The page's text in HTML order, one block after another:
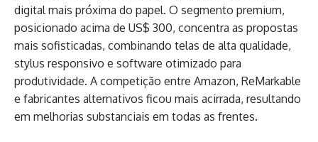
digital mais próxima do papel. O segmento premium,
posicionado acima de US$ 300, concentra as propostas
mais sofisticadas, combinando telas de alta qualidade,
stylus responsivo e software otimizado para
produtividade. A competição entre Amazon, ReMarkable
e fabricantes alternativos ficou mais acirrada, resultando
em melhorias substanciais em todas as frentes.